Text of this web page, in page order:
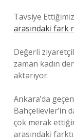
Tavsiye
arasındaki fark
Değerli
zaman kadın
aktarıyor.
Ankara’da
Bahçelievler’in
çok merak
arasındaki